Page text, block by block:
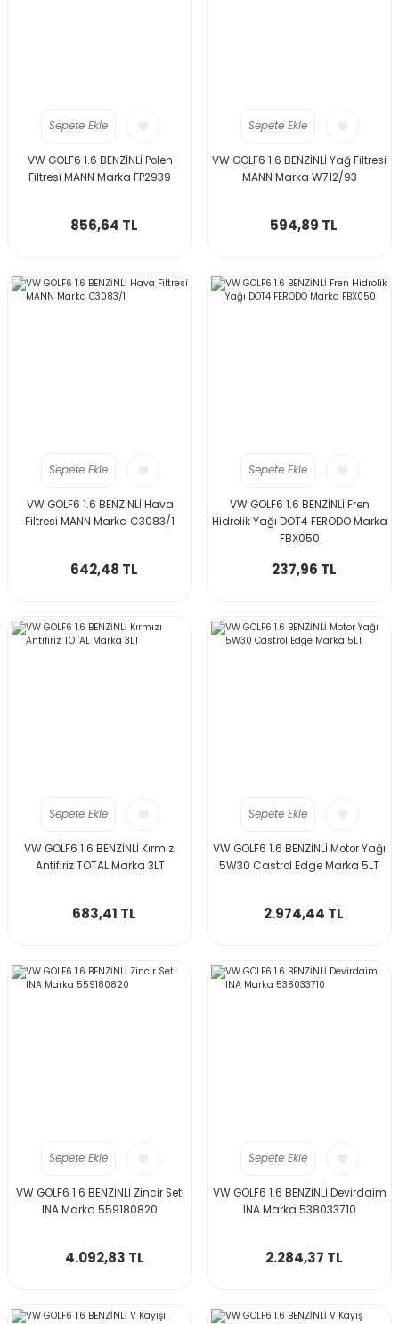
Sepete Ekle
VW GOLF6 1.6 BENZİNLİ Polen
Filtresi MANN Marka FP2939
856,64 TL
Sepete Ekle
VW GOLF6 1.6 BENZİNLİ Yağ Filtresi
MANN Marka W712/93
594,89 TL
Sepete Ekle
VW GOLF6 1.6 BENZİNLİ Hava
Filtresi MANN Marka C3083/1
642,48 TL
Sepete Ekle
VW GOLF6 1.6 BENZİNLİ Fren
Hidrolik Yağı DOT4 FERODO Marka
FBX050
237,96 TL
Sepete Ekle
VW GOLF6 1.6 BENZİNLİ Kırmızı
Antifiriz TOTAL Marka 3LT
683,41 TL
Sepete Ekle
VW GOLF6 1.6 BENZİNLİ Motor Yağı
5W30 Castrol Edge Marka 5LT
2.974,44 TL
Sepete Ekle
VW GOLF6 1.6 BENZİNLİ Zincir Seti
INA Marka 559180820
4.092,83 TL
Sepete Ekle
VW GOLF6 1.6 BENZİNLİ Devirdaim
INA Marka 538033710
2.284,37 TL